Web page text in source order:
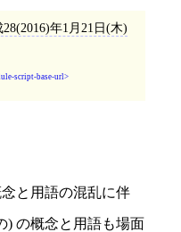
年1月21日(木)
script-base-url
と用語の混乱に伴
) の概念と用語も場面